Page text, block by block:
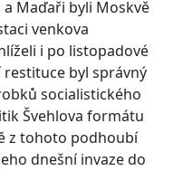
Maďaři byli Moskvě
venkova
i po listopadové
restituce byl správný
socialistického
Švehlova formátu
z tohoto podhoubí
dnešní invaze do